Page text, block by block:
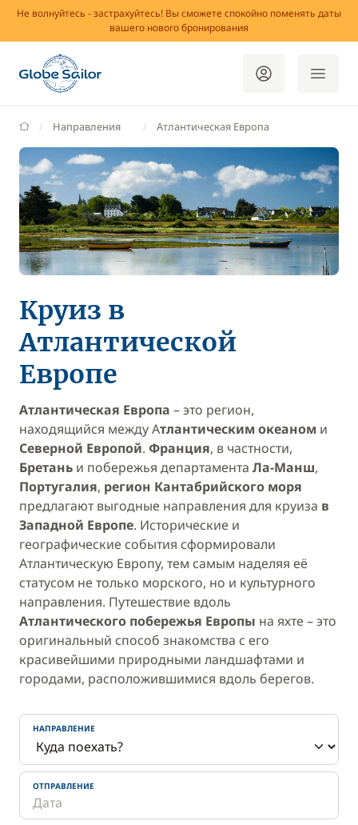
Не волнуйтесь - застрахуйтесь! Вы сможете спокойно поменять даты
вашего нового бронирования
GlobeSailor
Направления Атлантическая Европа
Круиз в
Атлантической
Европе
Атлантическая Европа – это регион,
находящийся между Атлантическим океаном и
Северной Европой. Франция, в частности,
Бретань и побережья департамента Ла-Манш,
Португалия, регион Кантабрийского моря
предлагают выгодные направления для круиза в
Западной Европе. Исторические и
географические события сформировали
Атлантическую Европу, тем самым наделяя её
статусом не только морского, но и культурного
направления. Путешествие вдоль
Атлантического побережья Европы на яхте – это
оригинальный способ знакомства с его
красивейшими природными ландшафтами и
городами, расположившимися вдоль берегов.
НАПРАВЛЕНИЕ
ОТПРАВЛЕНИЕ